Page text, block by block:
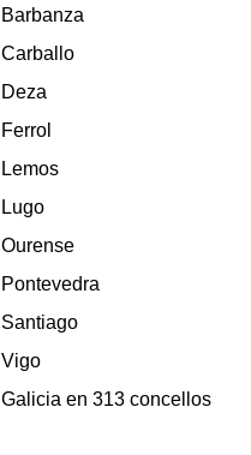
Barbanza
Carballo
Deza
Ferrol
Lemos
Lugo
Ourense
Pontevedra
Santiago
Vigo
Galicia en 313 concellos